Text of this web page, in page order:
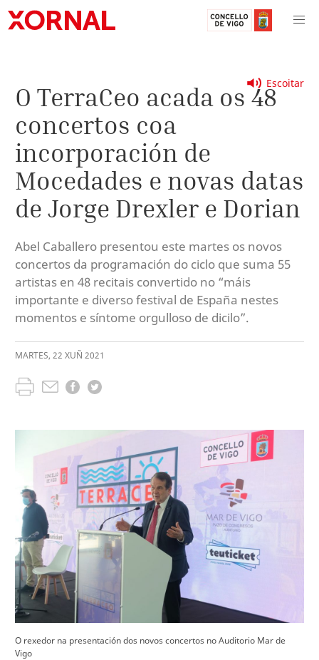
Escoitar
O TerraCeo acada os 48
concertos coa
incorporación de
Mocedades e novas datas
de Jorge Drexler e Dorian
Abel Caballero presentou este martes os novos
concertos da programación do ciclo que suma 55
artistas en 48 recitais convertido no “máis
importante e diverso festival de España nestes
momentos e síntome orgulloso de dicilo”.
MARTES, 22 XUÑ 2021
O rexedor na presentación dos novos concertos no Auditorio Mar de
Vigo